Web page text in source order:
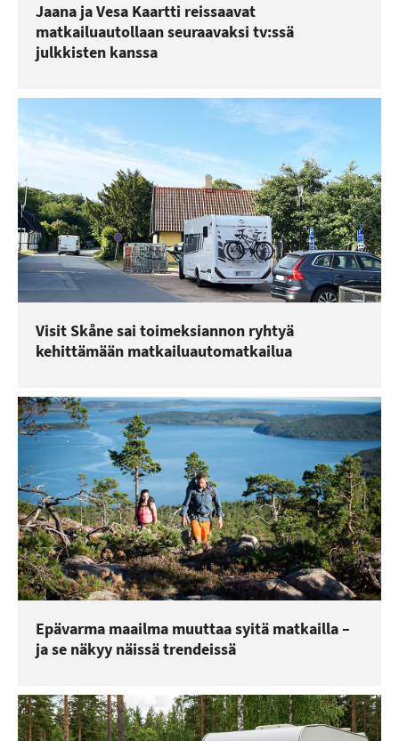
Jaana ja Vesa Kaartti reissaavat
matkailuautollaan seuraavaksi tv:ssä
julkkisten kanssa
Visit Skåne sai toimeksiannon ryhtyä
kehittämään matkailuautomatkailua
Epävarma maailma muuttaa syitä matkailla –
ja se näkyy näissä trendeissä